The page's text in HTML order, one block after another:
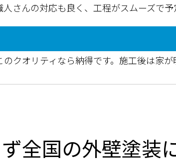
さんの対応も良く、工程がスムーズで
クオリティなら納得です。施工後は家が
全国の外壁塗装